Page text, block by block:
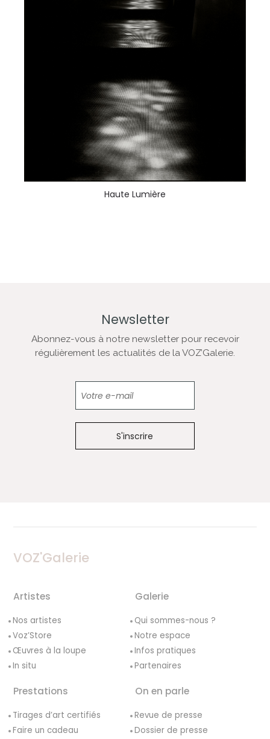
Haute Lumière
Newsletter
Abonnez-vous à notre newsletter pour recevoir
régulièrement les actualités de la VOZ’Galerie.
VOZ'Galerie
Artistes
Nos artistes
Voz’Store
Œuvres à la loupe
In situ
Galerie
Qui sommes-nous ?
Notre espace
Infos pratiques
Partenaires
Prestations
Tirages d’art certifiés
Faire un cadeau
On en parle
Revue de presse
Dossier de presse